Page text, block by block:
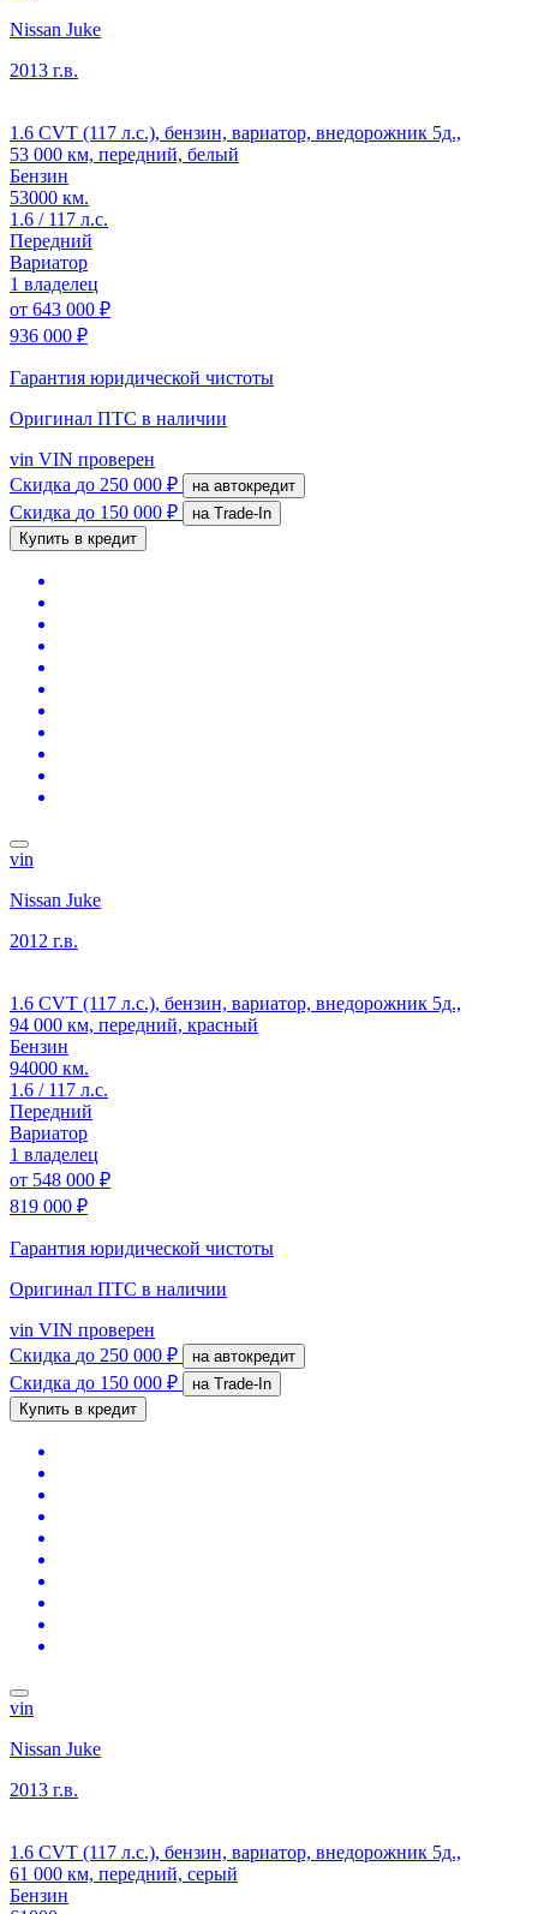
Nissan Juke
2013 г.в.
1.6 CVT (117 л.с.), бензин, вариатор, внедорожник 5д.,
53 000 км, передний, белый
Бензин
53000 км.
1.6 / 117 л.с.
Передний
Вариатор
1 владелец
от 643 000 ₽
936 000 ₽
Гарантия юридической чистоты
Оригинал ПТС в наличии
vin VIN проверен
Скидка до 250 000 ₽ на автокредит
Скидка до 150 000 ₽
на Trade-In
Купить в кредит
vin
Nissan Juke
2012 г.в.
1.6 CVT (117 л.с.), бензин, вариатор, внедорожник 5д.,
94 000 км, передний, красный
Бензин
94000 км.
1.6 / 117 л.с.
Передний
Вариатор
1 владелец
от 548 000 ₽
819 000 ₽
Гарантия юридической чистоты
Оригинал ПТС в наличии
vin VIN проверен
Скидка до 250 000 ₽ на автокредит
Скидка до 150 000 ₽
на Trade-In
Купить в кредит
vin
Nissan Juke
2013 г.в.
1.6 CVT (117 л.с.), бензин, вариатор, внедорожник 5д.,
61 000 км, передний, серый
Бензин